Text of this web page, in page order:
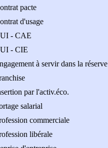
pacte
d'usage
- CAE
- CIE
à servir dans la réserve
par l'activ.éco.
salarial
commerciale
libérale